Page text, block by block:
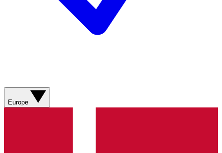
Europe